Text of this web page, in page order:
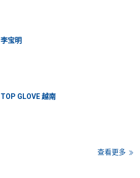
李宝明
TOP GLOVE 越南
查看更多